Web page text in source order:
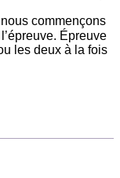
commençons
Épreuve
les deux à la fois